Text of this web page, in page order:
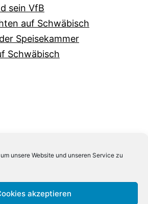
unsere Website und unseren Service zu
akzeptieren
sein VfB
auf Schwäbisch
Speisekammer
Schwäbisch